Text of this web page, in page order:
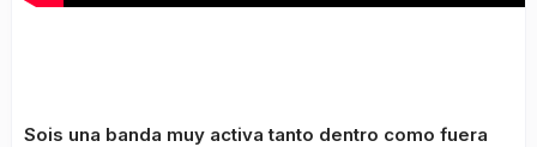
Sois una banda muy activa tanto dentro como fuera